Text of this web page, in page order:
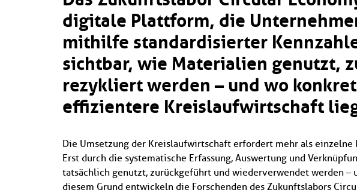
digitale Plattform, die
mithilfe standardisierter
sichtbar, wie Materialien genutzt,
rezykliert werden – und wo
effizientere Kreislaufwirtschaft
Die Umsetzung der Kreislaufwirtschaft erfordert mehr als einzelne
Erst durch die systematische Erfassung, Auswertung und
tatsächlich genutzt, zurückgeführt und wiederverwendet werden –
diesem Grund entwickeln die Forschenden des Zukunftslabors